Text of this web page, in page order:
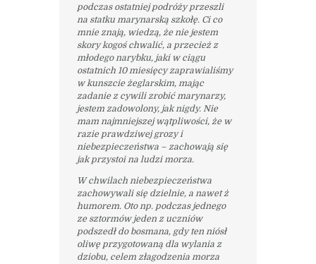
podczas ostatniej podróży przeszli
na statku marynarską szkołę. Ci co
mnie znają, wiedzą, że nie jestem
skory kogoś chwalić, a przecież z
młodego narybku, jaki w ciągu
ostatnich 10 miesięcy zaprawialiśmy
w kunszcie żeglarskim, mając
zadanie z cywili zrobić marynarzy,
jestem zadowolony, jak nigdy. Nie
mam najmniejszej wątpliwości, że w
razie prawdziwej grozy i
niebezpieczeństwa – zachowają się
jak przystoi na ludzi morza.
W chwilach niebezpieczeństwa
zachowywali się dzielnie, a nawet ż
humorem. Oto np. podczas jednego
ze sztormów jeden z uczniów
podszedł do bosmana, gdy ten niósł
oliwę przygotowaną dla wylania z
dziobu, celem złagodzenia morza